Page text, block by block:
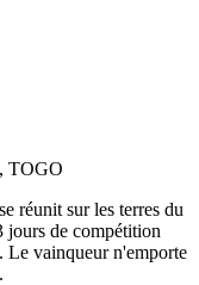
TOGO
réunit sur les terres du
jours de compétition
Le vainqueur n'emporte